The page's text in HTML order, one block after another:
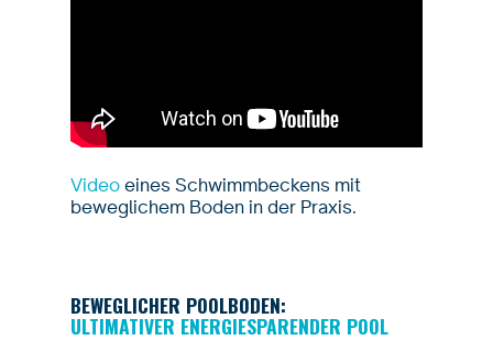
Video eines Schwimmbeckens mit
beweglichem Boden in der Praxis.
BEWEGLICHER POOLBODEN:
ULTIMATIVER ENERGIESPARENDER POOL